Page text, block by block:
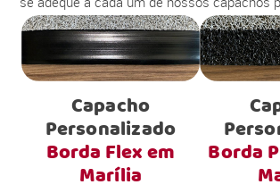
Capacho
Personalizado
Borda Flex em
Marília
Borda